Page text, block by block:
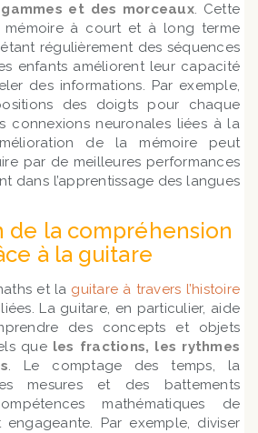
et des morceaux. Cette
mémoire à court et à long terme
régulièrement des séquences
enfants améliorent leur capacité
des informations. Par exemple,
des doigts pour chaque
connexions neuronales liées à la
de la mémoire peut
par de meilleures performances
dans l’apprentissage des langues
de la compréhension
à la guitare
et la guitare à travers l’histoire
La guitare, en particulier, aide
des concepts et objets
que les fractions, les rythmes
. Le comptage des temps, la
mesures et des battements
mathématiques de
Par exemple, diviser